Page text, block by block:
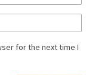
for the next time I